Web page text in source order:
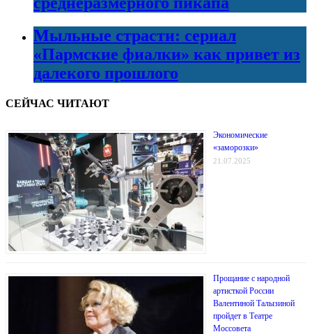
Мыльные страсти: сериал
«Пармские фиалки» как привет из
далекого прошлого
СЕЙЧАС ЧИТАЮТ
Экономические
«заморозки»
21.07.2025
Прощание с народной
артисткой России
Валентиной Талызиной
пройдет в Театре
Моссовета